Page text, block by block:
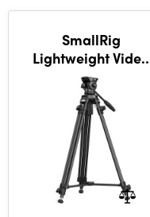
SmallRig
Lightweight Video
Tripod Kit AD-50 Lite
4684